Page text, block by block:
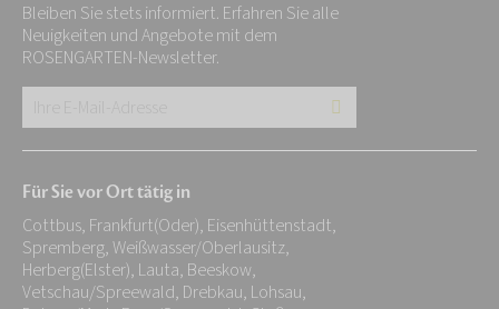
Bleiben Sie stets informiert. Erfahren Sie alle
Neuigkeiten und Angebote mit dem
ROSENGARTEN-Newsletter.
Adresse:
*
Für Sie vor Ort tätig in
Cottbus, Frankfurt(Oder), Eisenhüttenstadt,
Spremberg, Weißwasser/Oberlausitz,
Herberg(Elster), Lauta, Beeskow,
Vetschau/Spreewald, Drebkau, Lohsau,